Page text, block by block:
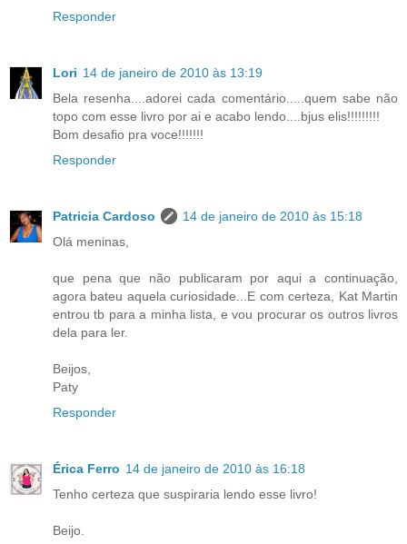
Responder
Lori 14 de janeiro de 2010 às 13:19
Bela resenha....adorei cada comentário.....quem sabe não
topo com esse livro por ai e acabo lendo....bjus elis!!!!!!!!!
Bom desafio pra voce!!!!!!!
Responder
Patricia Cardoso
14 de janeiro de 2010 às 15:18
Olá meninas,
que pena que não publicaram por aqui a continuação,
agora bateu aquela curiosidade...E com certeza, Kat Martin
entrou tb para a minha lista, e vou procurar os outros livros
dela para ler.
Beijos,
Paty
Responder
Érica Ferro 14 de janeiro de 2010 às 16:18
Tenho certeza que suspiraria lendo esse livro!
Beijo.